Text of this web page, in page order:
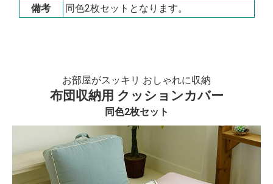
備考
同色2枚セットとなります。
お部屋がスッキリ おしゃれに収納
布団収納用 クッションカバー
同色2枚セット